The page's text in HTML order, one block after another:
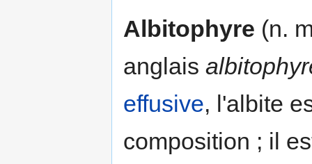
Albitophyre (n.
anglais
effusive, l'albite
composition ; il